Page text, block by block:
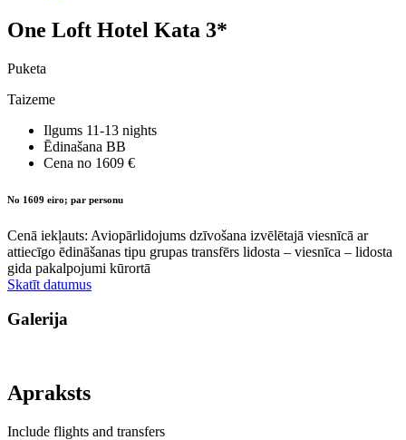
One Loft Hotel Kata 3*
Puketa
Taizeme
Ilgums 11-13 nights
Ēdinašana BB
Cena no 1609 €
No 1609 eiro; par personu
Cenā iekļauts: Aviopārlidojums dzīvošana izvēlētajā viesnīcā ar
attiecīgo ēdināšanas tipu grupas transfērs lidosta – viesnīca – lidosta
gida pakalpojumi kūrortā
Skatīt datumus
Galerija
Apraksts
Include flights and transfers